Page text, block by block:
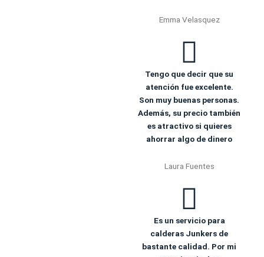
Emma Velasquez
Tengo que decir que su
atención fue excelente.
Son muy buenas personas.
Además, su precio también
es atractivo si quieres
ahorrar algo de dinero
Laura Fuentes
Es un servicio para
calderas Junkers de
bastante calidad. Por mi